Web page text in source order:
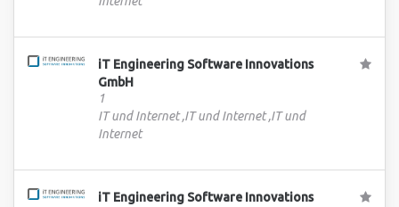
iT Engineering Software Innovations
GmbH
1
IT und Internet ,IT und Internet ,IT und
Internet
iT Engineering Software Innovations